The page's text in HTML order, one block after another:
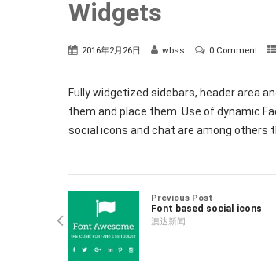
Widgets
2016年2月26日 wbss 0 Comment
Fully widgetized sidebars, header area
them and place them. Use of dynamic
social icons and chat are among others
Previous Post
Font based social icons
澳达新闻